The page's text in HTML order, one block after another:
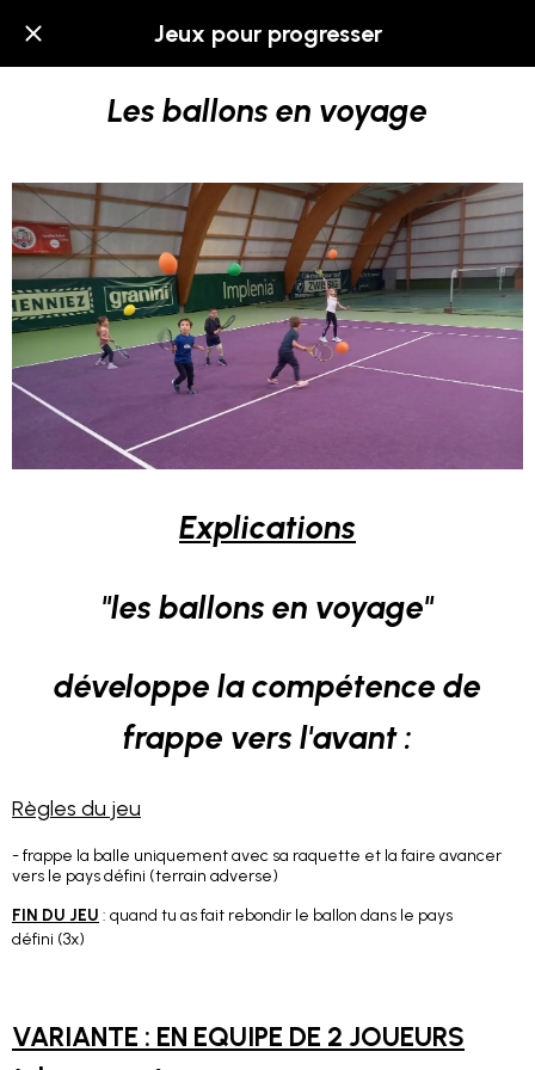
Jeux pour progresser
Les ballons en voyage
Explications
"les ballons en voyage"
développe la compétence de
frappe vers l'avant :
Règles du jeu
- frappe la balle uniquement avec sa raquette et la faire avancer
vers le pays défini (terrain adverse)
FIN DU JEU : quand tu as fait rebondir le ballon dans le pays
défini (3x)
VARIANTE : EN EQUIPE DE 2 JOUEURS